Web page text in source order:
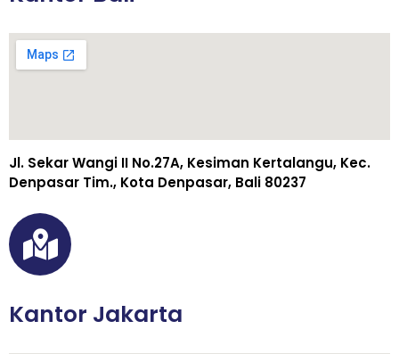
Jl. Sekar Wangi II No.27A, Kesiman Kertalangu, Kec.
Denpasar Tim., Kota Denpasar, Bali 80237
Kantor Jakarta